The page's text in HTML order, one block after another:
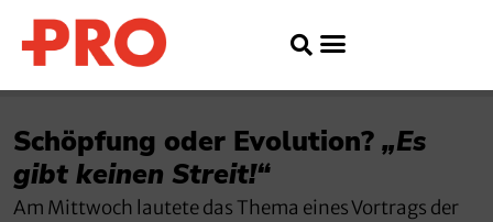
Schöpfung oder Evolution? „Es
gibt keinen Streit!“
Am Mittwoch lautete das Thema eines Vortrags der